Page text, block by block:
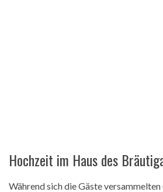
Hochzeit im Haus des
Während sich die Gäste versammelten